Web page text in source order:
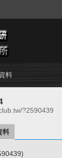
料
?2590439
料